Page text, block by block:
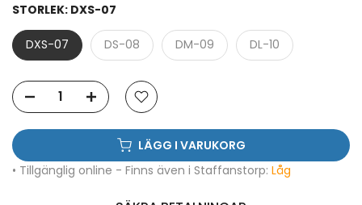
STORLEK: DXS-07
DXS-07 DS-08 DM-09 DL-10
LÄGG I VARUKORG
• Tillgänglig online - Finns även i Staffanstorp: Låg